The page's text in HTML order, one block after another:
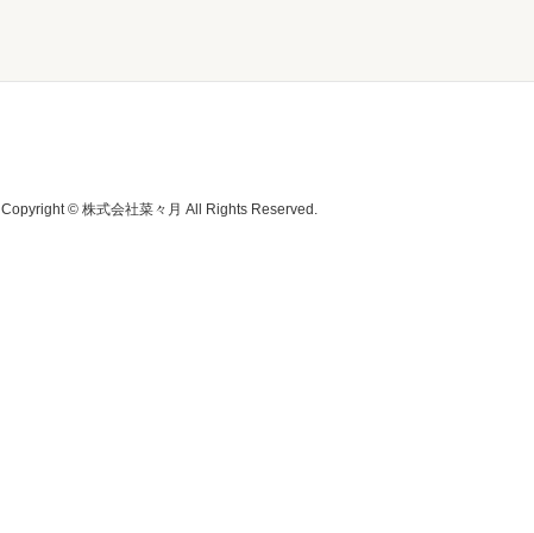
Copyright © 株式会社菜々月 All Rights Reserved.